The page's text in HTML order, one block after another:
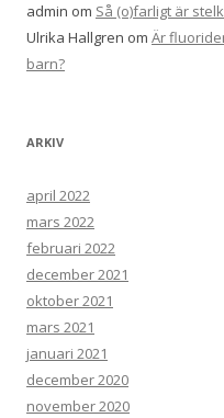
admin om Så (o)farligt är
Ulrika Hallgren om Är
barn?
ARKIV
april 2022
mars 2022
februari 2022
december 2021
oktober 2021
mars 2021
januari 2021
december 2020
november 2020